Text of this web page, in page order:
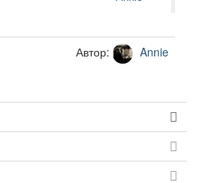
Автор: Annie